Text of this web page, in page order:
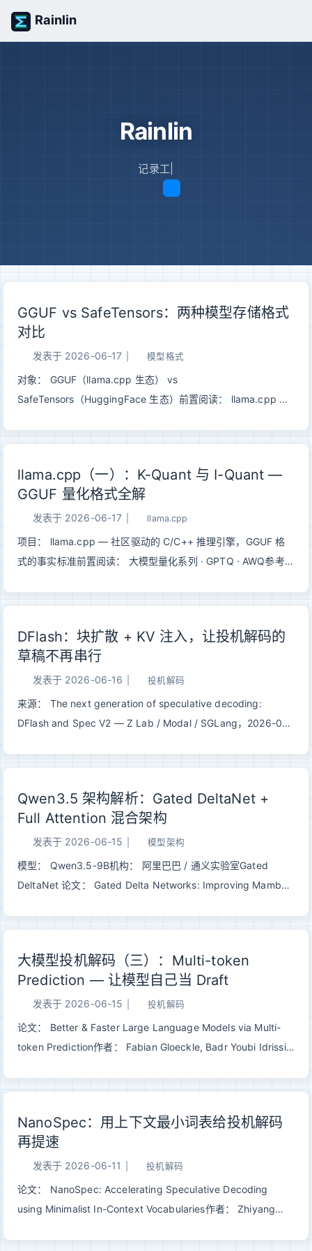
Rainlin
Rainlin
记录工作日
GGUF vs SafeTensors：两种模型存储格式
对比
发表于 2026-06-17 模型格式
对象： GGUF（llama.cpp 生态） vs
SafeTensors（HuggingFace 生态）前置阅读： llama.cpp 量
安全交换格式，GGUF 是部署侧的自包含分发包——前者管”存
习模型本质上就是一堆张量加上描述它们怎么组装的元数据。
但”怎么存这堆张量”这件事，训练和部署有完全不同的需求：
123456训练侧： 部署侧：├─ 需要原始精度
（F32/BF16/F16） ├─ 需要量化（Q4_K_M / Q6_K / IQ2_S）
├─ 多文件分片 → 多卡并行加载 ├─ 单文件 → 拷一个文件就能
何外部文件├─ 安全反序列化 → 替代 pickle ├─ mmap 零拷贝
llama.cpp（一）：K-Quant 与 I-Quant —
GGUF 量化格式全解
发表于 2026-06-17 llama.cpp
项目： llama.cpp — 社区驱动的 C/C++ 推理引擎，GGUF 格
式的事实标准前置阅读： 大模型量化系列 · GPTQ · AWQ参考：
署的格式族——Legacy 块量化打底，K-Quant 用 super-block
分层混合精度把 4 bit 做稳，I-Quant 再靠 Importance Matrix
和非线性映射把 2–3 bit 从「不可用」拉到「能跑」。 一、为什
么需要单独讲 llama.cpp 量化大模型量化系列里我们聊过
LLM.int8()、GPTQ、AWQ——它们的目标大多是 W8A8 或
llama.cpp 走的是另一条路： 123目标：在 CPU / Apple
DFlash：块扩散 + KV 注入，让投机解码的
草稿不再串行
发表于 2026-06-16 投机解码
来源： The next generation of speculative decoding:
DFlash and Spec V2 — Z Lab / Modal / SGLang，2026-06-
· MTP 一句话总结： EAGLE / MTP 把草稿模型砍到只剩一两
层，但草稿本身仍然是逐 token 自回归的，对 GPU 不友好。
DFlash 用「块扩散」一次并行吐出整块草稿、用「KV 注入」把
target 的上下文特征直接灌进草稿模型的 KV cache，同时压低
草稿开销、抬高接受率，在 Qwen3.5-397B-A17B 上相对
瓶颈：草稿还是串行的经典投机解码的逻辑是「小模型猜、...
Qwen3.5 架构解析：Gated DeltaNet +
Full Attention 混合架构
发表于 2026-06-15 模型架构
模型： Qwen3.5-9B机构： 阿里巴巴 / 通义实验室Gated
DeltaNet 论文： Gated Delta Networks: Improving Mamba2
KV cache 和推理开销，并内置 MTP module 支持投机解码。
一、Qwen3.5-9B 参数概览以 Qwen3.5-9B 为例，核心配置如
下： 参数 值 总层数 32 隐藏维度 4096 FFN 中间维度 12288
词表大小 248,320 最大上下文 262,144（原生），
1,010,000（YaRN 扩展） MTP module 1 层 架构布局 8 × (3
Gated ...
大模型投机解码（三）：Multi-token
Prediction — 让模型自己当 Draft
发表于 2026-06-15 投机解码
论文： Better & Faster Large Language Models via Multi-
token Prediction作者： Fabian Gloeckle, Badr Youbi Idrissi,
预测头充当 draft model，实现”自己给自己投机解码”，无需额
外小模型即可获得 3X 加速。 一、回顾：经典投机解码的痛点
Speculative Decoding 的核心框架：用小模型猜、大模型验。
这个框架优雅且精确等价，但在实际落地时有一个挥之不去的问
题——你需要一个额外的 draft model。 12345经典
足够小（推理快）又足够好（猜得准），怎么选？2. 显存：大
NanoSpec：用上下文最小词表给投机解码
再提速
发表于 2026-06-11 投机解码
论文： NanoSpec: Accelerating Speculative Decoding
using Minimalist In-Context Vocabularies作者： Zhiyang